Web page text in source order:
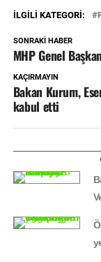
İLGILI KATEGORI:
SONRAKI HABER
MHP Genel
KAÇIRMAYIN
Bakan Kurum,
kabul etti